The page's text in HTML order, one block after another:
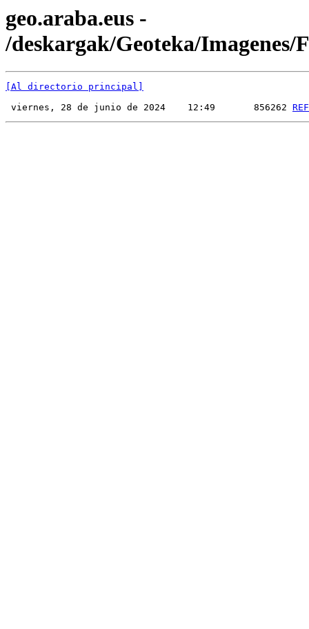
geo.araba.eus -
/deskargak/Geoteka/Imagenes/
[Al directorio principal]
viernes, 28 de junio de 2024    12:49       856262